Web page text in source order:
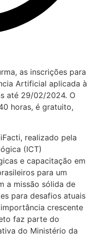
as inscrições para
Artificial aplicada à
até 29/02/2024. O
horas, é gratuito,
realizado pela
(ICT)
e capacitação em
para um
a missão sólida de
para desafios atuais
crescente
faz parte do
do Ministério da